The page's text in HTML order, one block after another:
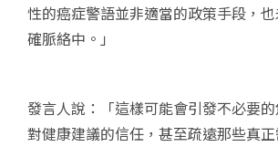
性的癌症警語並非適當的政策手段，
確脈絡中。」
發言人說：「這樣可能會引發不必要
對健康建議的信任，甚至疏遠那些真